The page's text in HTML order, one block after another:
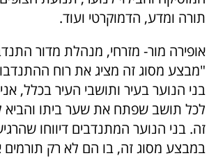
תורה ומדע, הדמוקרטי ועוד.
אופירה מור- מזרחי, מנהלת מדור
"מבצע מסוג זה מציג את רוח
בני הנוער בעיר ותושבי העיר בכלל,
לכל תושב שפתח את שער ביתו
זה. בני הנוער המתנדבים דיווחו
במבצע מסוג זה, בו הם לא רק